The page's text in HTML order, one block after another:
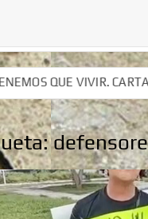
SUBCOMANDANTE
SUBCOMANDANTE